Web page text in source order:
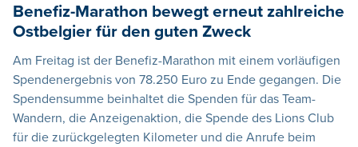
Benefiz-Marathon bewegt erneut zahlreiche
Ostbelgier für den guten Zweck
Am Freitag ist der Benefiz-Marathon mit einem vorläufigen
Spendenergebnis von 78.250 Euro zu Ende gegangen. Die
Spendensumme beinhaltet die Spenden für das Team-
Wandern, die Anzeigenaktion, die Spende des Lions Club
für die zurückgelegten Kilometer und die Anrufe beim